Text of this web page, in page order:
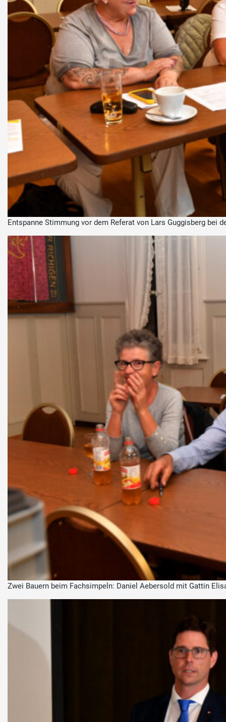
Entspanne Stimmung vor dem Referat von Lars Guggisberg bei
Zwei Bauern beim Fachsimpeln: Daniel Aebersold mit Gattin